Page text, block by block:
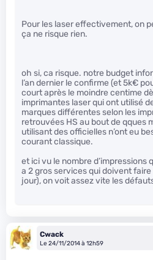
Pour les laser effectivement, on
ça ne risque rien.
oh si, ca risque. notre budget
l’an dernier le confirme (et 5k€
court après le moindre centime
imprimantes laser qui ont utilisé
marques différentes selon les
retrouvées HS au bout de qques
utilisant des officielles n’ont eu
courant classique.
et ici vu le nombre d’impressions
a 2 gros services qui doivent
jour), on voit assez vite les
Cwack
Le 24/11/2014 à 12h59